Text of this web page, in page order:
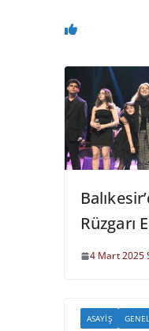
Rüzgarı
4 Mart 2025
ASAYIŞ GENEL